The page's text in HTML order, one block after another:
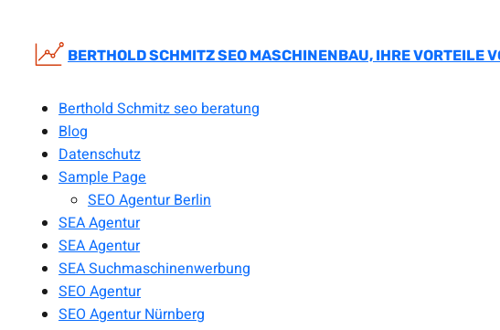
springen
BERTHOLD SCHMITZ SEO MASCHINENBAU, IHRE VORTEILE
Berthold Schmitz seo beratung
Blog
Datenschutz
Sample Page
SEO Agentur Berlin
SEA Agentur
SEA Agentur
SEA Suchmaschinenwerbung
SEO Agentur
SEO Agentur Nürnberg